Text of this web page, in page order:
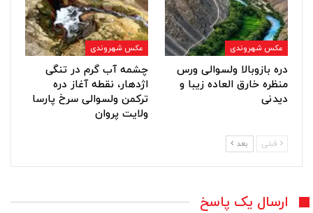
عکس شهروندی
دره بازوبالا ولسوالی ورس
منظره خارق العاده زیبا و
دیدنی
عکس شهروندی
چشمه آب گرم در تنگی
اژدهار، نقطه آغاز دره
ترکمن ولسوالی سرخ پارسا
ولایت پروان
قبلی بعد
ارسال یک پاسخ